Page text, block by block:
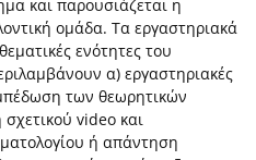
και παρουσιάζεται η
ομάδα. Τα εργαστηριακά
ενότητες του
α) εργαστηριακές
των θεωρητικών
video και
ή απάντηση